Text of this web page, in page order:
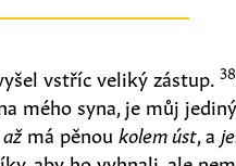
vstříc veliký zástup.38
mého syna, je můj
ažmá pěnou kolem úst, a